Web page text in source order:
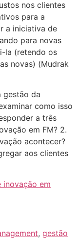
nos clientes
para a
a iniciativa de
para novas
la (retendo os
novas) (Mudrak
gestão da
como isso
a três
em FM? 2.
acontecer?
aos clientes
inovação em
, gestão